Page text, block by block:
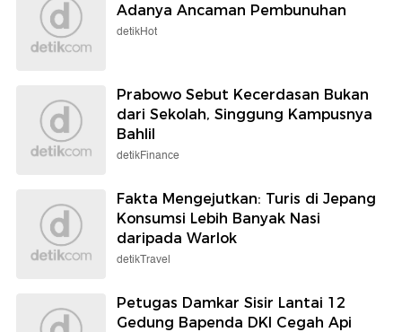
Adanya Ancaman Pembunuhan
detikHot
Prabowo Sebut Kecerdasan Bukan
dari Sekolah, Singgung Kampusnya
Bahlil
detikFinance
Fakta Mengejutkan: Turis di Jepang
Konsumsi Lebih Banyak Nasi
daripada Warlok
detikTravel
Petugas Damkar Sisir Lantai 12
Gedung Bapenda DKI Cegah Api